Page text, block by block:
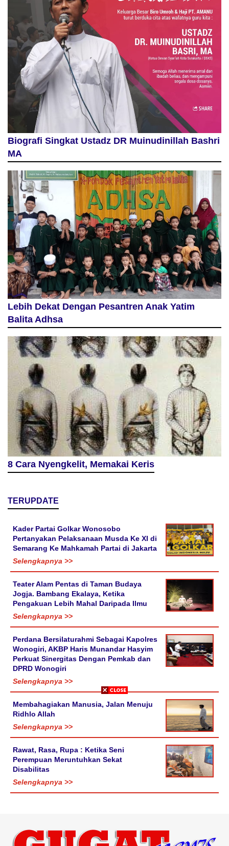
Biografi Singkat Ustadz DR Muinudinillah Bashri
MA
Lebih Dekat Dengan Pesantren Anak Yatim
Balita Adhsa
8 Cara Nyengkelit, Memakai Keris
TERUPDATE
Kader Partai Golkar Wonosobo
Pertanyakan Pelaksanaan Musda Ke XI di
Semarang Ke Mahkamah Partai di Jakarta
Selengkapnya >>
Teater Alam Pentas di Taman Budaya
Jogja. Bambang Ekalaya, Ketika
Pengakuan Lebih Mahal Daripada Ilmu
Selengkapnya >>
Perdana Bersilaturahmi Sebagai Kapolres
Wonogiri, AKBP Haris Munandar Hasyim
Perkuat Sinergitas Dengan Pemkab dan
DPRD Wonogiri
Selengkapnya >>
Membahagiakan Manusia, Jalan Menuju
Ridhlo Allah
Selengkapnya >>
Rawat, Rasa, Rupa : Ketika Seni
Perempuan Meruntuhkan Sekat
Disabilitas
Selengkapnya >>